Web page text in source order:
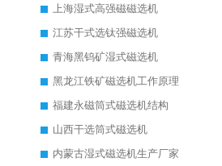
上海湿式高强磁磁选机
江苏干式选钛强磁选机
青海黑钨矿湿式磁选机
黑龙江铁矿磁选机工作原理
福建永磁筒式磁选机结构
山西干选筒式磁选机
内蒙古湿式磁选机生产厂家